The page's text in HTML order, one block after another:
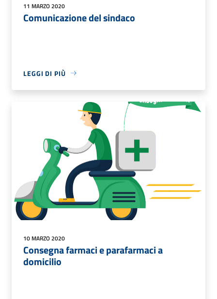
11 MARZO 2020
Comunicazione del sindaco
LEGGI DI PIÙ
10 MARZO 2020
Consegna farmaci e parafarmaci a
domicilio